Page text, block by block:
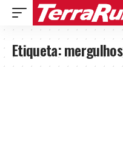
Etiqueta:mergulhos